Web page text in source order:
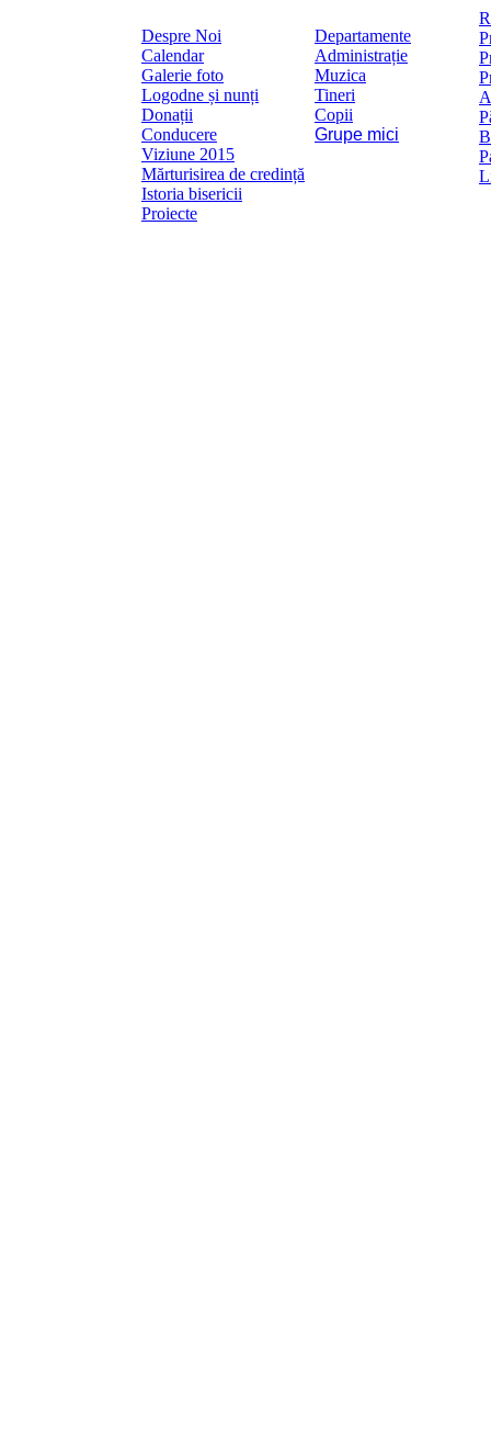
Despre Noi
Calendar
Galerie foto
Logodne și nunți
Donații
Conducere
Viziune 2015
Mărturisirea de credință
Istoria bisericii
Proiecte
Departamente
Administrație
Muzica
Tineri
Copii
Grupe mici